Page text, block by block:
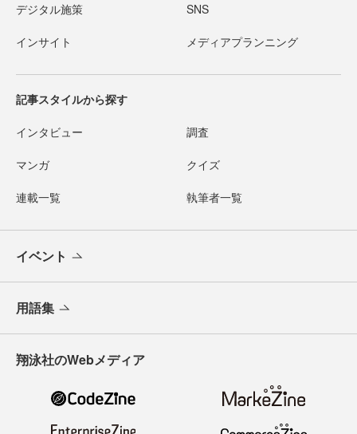
デジタル施策 SNS
インサイト メディアプランニング
記事スタイルから探す
インタビュー 調査
マンガ クイズ
連載一覧 執筆者一覧
イベント
用語集
翔泳社のWebメディア